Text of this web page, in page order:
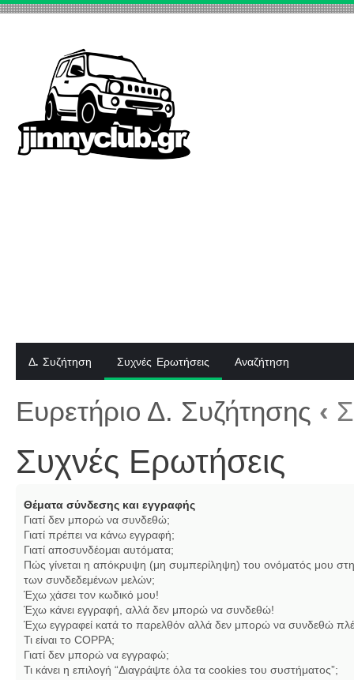
Δ. Συζήτηση Συχνές Ερωτήσεις Αναζήτηση
Ευρετήριο Δ. Συζήτησης ‹
Συχνές Ερωτήσεις
Θέματα σύνδεσης και εγγραφής
Γιατί δεν μπορώ να συνδεθώ;
Γιατί πρέπει να κάνω εγγραφή;
Γιατί αποσυνδέομαι αυτόματα;
Πώς γίνεται η απόκρυψη (μη συμπερίληψη) του ονόματός μου στη
των συνδεδεμένων μελών;
Έχω χάσει τον κωδικό μου!
Έχω κάνει εγγραφή, αλλά δεν μπορώ να συνδεθώ!
Έχω εγγραφεί κατά το παρελθόν αλλά δεν μπορώ να συνδεθώ
Τι είναι το COPPA;
Γιατί δεν μπορώ να εγγραφώ;
Τι κάνει η επιλογή “Διαγράψτε όλα τα cookies του συστήματος”;